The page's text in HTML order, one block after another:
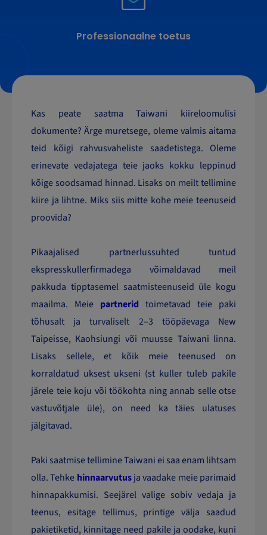
Professionaalne toetus
Kas peate saatma Taiwani kiireloomulisi
dokumente? Ärge muretsege, oleme valmis aitama
teid kõigi rahvusvaheliste saadetistega. Oleme
erinevate vedajatega teie jaoks kokku leppinud
kõige soodsamad hinnad. Lisaks on meilt tellimine
kiire ja lihtne. Miks siis mitte kohe meie teenuseid
proovida?
Pikaajalised partnerlussuhted tuntud
ekspresskullerfirmadega võimaldavad meil
pakkuda tipptasemel saatmisteenuseid üle kogu
maailma. Meie partnerid toimetavad teie paki
tõhusalt ja turvaliselt 2–3 tööpäevaga New
Taipeisse, Kaohsiungi või muusse Taiwani linna.
Lisaks sellele, et kõik meie teenused on
korraldatud uksest ukseni (st kuller tuleb pakile
järele teie koju või töökohta ning annab selle otse
vastuvõtjale üle), on need ka täies ulatuses
jälgitavad.
Paki saatmise tellimine Taiwani ei saa enam lihtsam
olla. Tehke hinnaarvutusja vaadake meie parimaid
hinnapakkumisi. Seejärel valige sobiv vedaja ja
teenus, esitage tellimus, printige välja saadud
pakietiketid, kinnitage need pakile ja oodake, kuni